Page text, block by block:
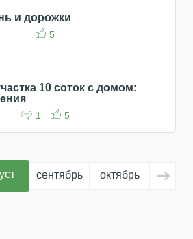
и дорожки
5
10 соток с домом:
1 5
сентябрь октябрь ноябрь